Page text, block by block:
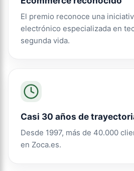
El premio reconoce una
electrónico especializada en
segunda vida.
Casi 30 años de
Desde 1997, más de 40.000
en Zoca.es.